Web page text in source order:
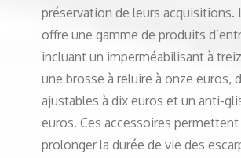
préservation de leurs acquisitions.
offre une gamme de produits
incluant un imperméabilisant à
une brosse à reluire à onze euros,
ajustables à dix euros et un anti-
euros. Ces accessoires permettent
prolonger la durée de vie des